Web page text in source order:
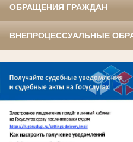
ОБРАЩЕНИЯ ГРАЖДАН
ВНЕПРОЦЕССУАЛЬНЫЕ